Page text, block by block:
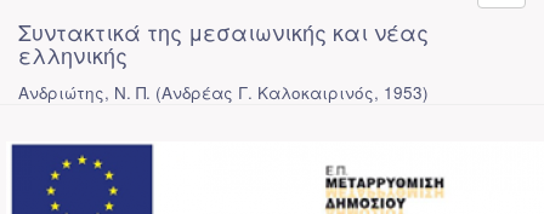
Συντακτικά της μεσαιωνικής και νέας
ελληνικής
Ανδριώτης, Ν. Π. (Ανδρέας Γ. Καλοκαιρινός, 1953)